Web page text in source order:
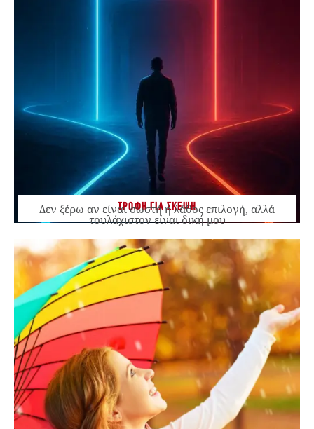
ΤΡΟΦΗ ΓΙΑ ΣΚΕΨΗ
Δεν ξέρω αν είναι σωστή ή λάθος επιλογή, αλλά
τουλάχιστον είναι δική μου